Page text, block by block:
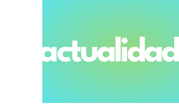
actualidad